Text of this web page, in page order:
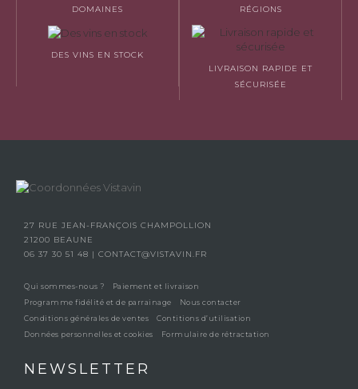
DOMAINES
RÉGIONS
DES VINS EN STOCK
LIVRAISON RAPIDE ET
SÉCURISÉE
27 RUE JEAN-FRANÇOIS CHAMPOLLION
21200 BEAUNE
06 37 30 51 48 | CONTACT@VISTAVIN.FR
Qui sommes-nous ?
Paiement et livraison
Programme fidélité et de parrainage
Nous contacter
Conditions générales de ventes
Contitions d’utilisation
Données personnelles et cookies
Formulaire de rétractation
NEWSLETTER